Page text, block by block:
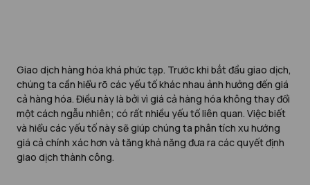
Giao dịch hàng hóa khá phức tạp. Trước khi bắt đầu giao dịch,
chúng ta cần hiểu rõ các yếu tố khác nhau ảnh hưởng đến giá
cả hàng hóa. Điều này là bởi vì giá cả hàng hóa không thay đổi
một cách ngẫu nhiên; có rất nhiều yếu tố liên quan. Việc biết
và hiểu các yếu tố này sẽ giúp chúng ta phân tích xu hướng
giá cả chính xác hơn và tăng khả năng đưa ra các quyết định
giao dịch thành công.